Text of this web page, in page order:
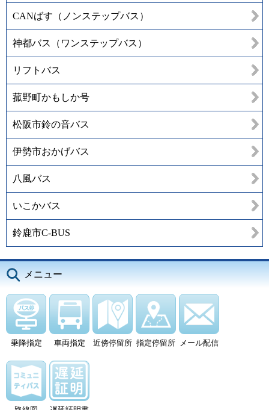
CANばす（ノンステップバス）
神都バス（ワンステップバス）
リフトバス
菰野町かもしか号
松阪市鈴の音バス
伊勢市おかげバス
八風バス
いこかバス
鈴鹿市C-BUS
メニュー
乗降指定 車両指定 近傍停留所 指定停留所 メール配信